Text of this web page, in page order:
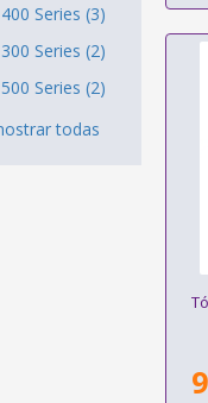
400 Series (3)
300 Series (2)
500 Series (2)
todas